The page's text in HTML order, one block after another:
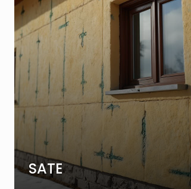
SATE